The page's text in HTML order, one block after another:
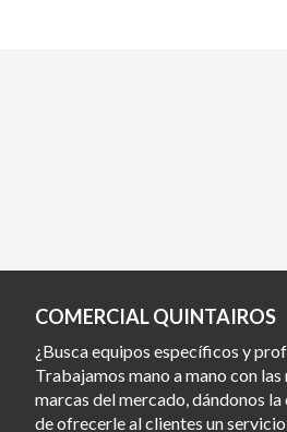
COMERCIAL QUINTAIROS
¿Busca equipos específicos y
Trabajamos mano a mano con las
marcas del mercado, dándonos
de ofrecerle al clientes un